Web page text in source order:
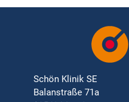
Schön Klinik SE
Balanstraße 71a